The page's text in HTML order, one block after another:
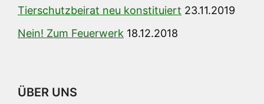
Tierschutzbeirat neu konstituiert 23.11.2019
Nein! Zum Feuerwerk 18.12.2018
ÜBER UNS